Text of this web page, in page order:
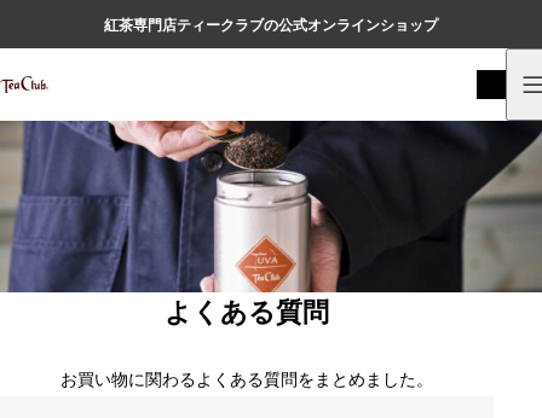
紅茶専門店ティークラブの公式オンラインショップ
よくある質問
お買い物に関わるよくある質問をまとめました。